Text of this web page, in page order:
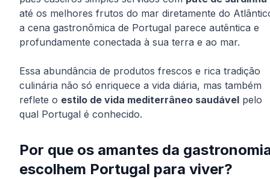
até os melhores frutos do mar diretamente do
a cena gastronômica de Portugal parece autêntica e
profundamente conectada à sua terra e ao mar.
Essa abundância de produtos frescos e rica tradição
culinária não só enriquece a vida diária, mas também
reflete o estilo de vida mediterrâneo saudável pelo
qual Portugal é conhecido.
Por que os amantes da
escolhem Portugal para viver?